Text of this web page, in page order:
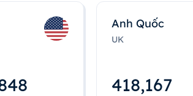
Anh Quốc
UK
418,167